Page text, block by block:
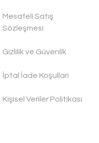
Mesafeli Satış
Sözleşmesi
Gizlilik ve Güvenlik
İptal İade Koşullari
Kişisel Veriler Politikası